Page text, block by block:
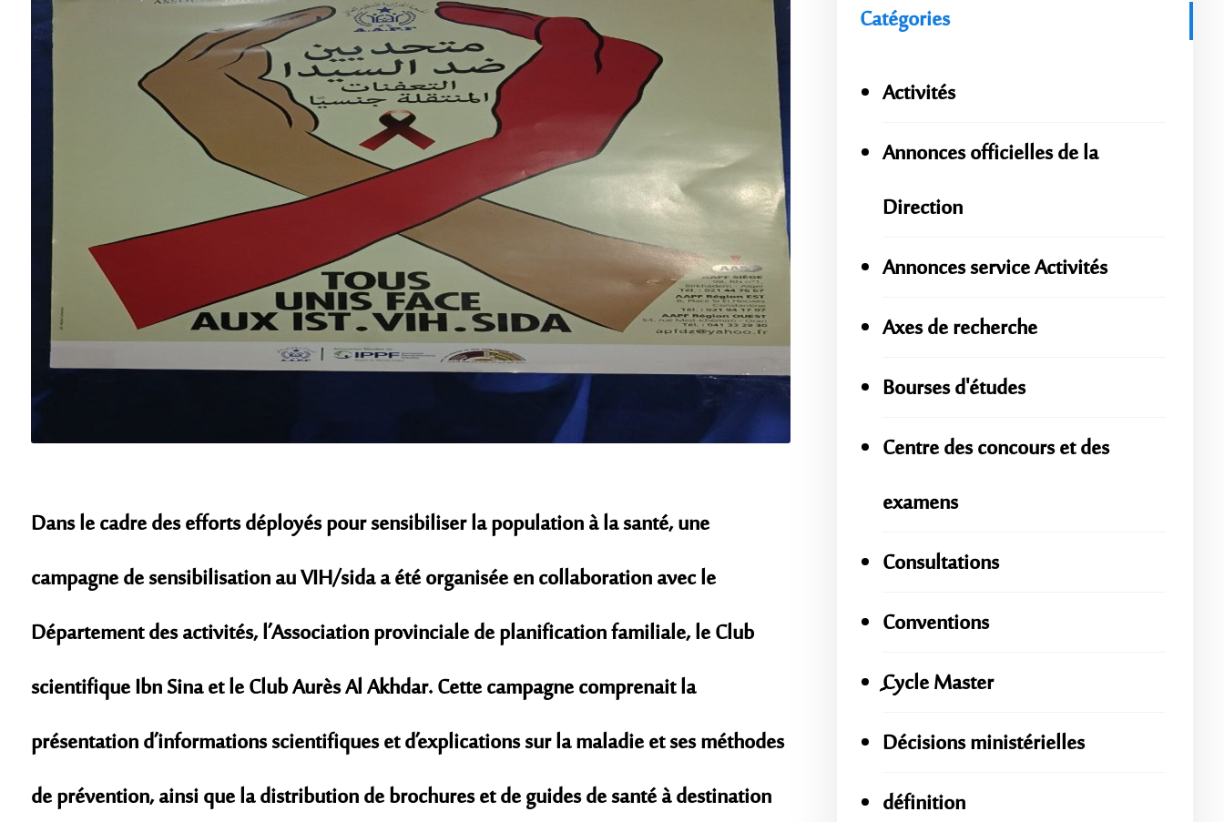
Dans le cadre des efforts déployés pour sensibiliser la population à la santé, une
campagne de sensibilisation au VIH/sida a été organisée en collaboration avec le
Département des activités, l’Association provinciale de planification familiale, le Club
scientifique Ibn Sina et le Club Aurès Al Akhdar. Cette campagne comprenait la
présentation d’informations scientifiques et d’explications sur la maladie et ses méthodes
de prévention, ainsi que la distribution de brochures et de guides de santé à destination
Catégories
Activités
Annonces officielles de la
Direction
Annonces service Activités
Axes de recherche
Bourses d'études
Centre des concours et des
examens
Consultations
Conventions
ِِِCycle Master
Décisions ministérielles
définition